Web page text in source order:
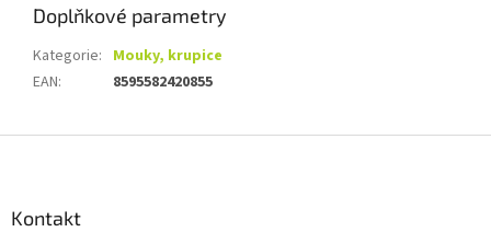
Doplňkové parametry
Kategorie: Mouky, krupice
EAN: 8595582420855
Kontakt